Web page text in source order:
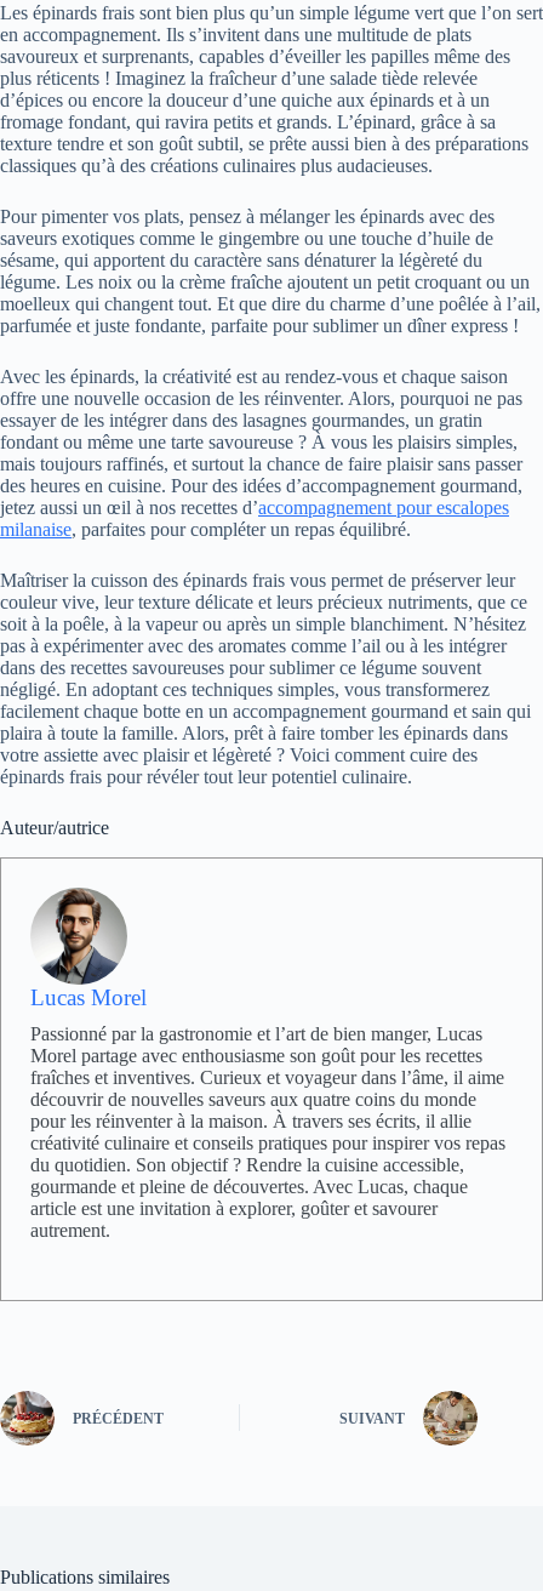
Les épinards frais sont bien plus qu’un simple légume vert que l’on sert
en accompagnement. Ils s’invitent dans une multitude de plats
savoureux et surprenants, capables d’éveiller les papilles même des
plus réticents ! Imaginez la fraîcheur d’une salade tiède relevée
d’épices ou encore la douceur d’une quiche aux épinards et à un
fromage fondant, qui ravira petits et grands. L’épinard, grâce à sa
texture tendre et son goût subtil, se prête aussi bien à des préparations
classiques qu’à des créations culinaires plus audacieuses.
Pour pimenter vos plats, pensez à mélanger les épinards avec des
saveurs exotiques comme le gingembre ou une touche d’huile de
sésame, qui apportent du caractère sans dénaturer la légèreté du
légume. Les noix ou la crème fraîche ajoutent un petit croquant ou un
moelleux qui changent tout. Et que dire du charme d’une poêlée à l’ail,
parfumée et juste fondante, parfaite pour sublimer un dîner express !
Avec les épinards, la créativité est au rendez-vous et chaque saison
offre une nouvelle occasion de les réinventer. Alors, pourquoi ne pas
essayer de les intégrer dans des lasagnes gourmandes, un gratin
fondant ou même une tarte savoureuse ? À vous les plaisirs simples,
mais toujours raffinés, et surtout la chance de faire plaisir sans passer
des heures en cuisine. Pour des idées d’accompagnement gourmand,
jetez aussi un œil à nos recettes d’accompagnement pour escalopes
milanaise, parfaites pour compléter un repas équilibré.
Maîtriser la cuisson des épinards frais vous permet de préserver leur
couleur vive, leur texture délicate et leurs précieux nutriments, que ce
soit à la poêle, à la vapeur ou après un simple blanchiment. N’hésitez
pas à expérimenter avec des aromates comme l’ail ou à les intégrer
dans des recettes savoureuses pour sublimer ce légume souvent
négligé. En adoptant ces techniques simples, vous transformerez
facilement chaque botte en un accompagnement gourmand et sain qui
plaira à toute la famille. Alors, prêt à faire tomber les épinards dans
votre assiette avec plaisir et légèreté ? Voici comment cuire des
épinards frais pour révéler tout leur potentiel culinaire.
Auteur/autrice
Lucas Morel
Passionné par la gastronomie et l’art de bien manger, Lucas
Morel partage avec enthousiasme son goût pour les recettes
fraîches et inventives. Curieux et voyageur dans l’âme, il aime
découvrir de nouvelles saveurs aux quatre coins du monde
pour les réinventer à la maison. À travers ses écrits, il allie
créativité culinaire et conseils pratiques pour inspirer vos repas
du quotidien. Son objectif ? Rendre la cuisine accessible,
gourmande et pleine de découvertes. Avec Lucas, chaque
article est une invitation à explorer, goûter et savourer
autrement.
PRÉCÉDENT SUIVANT
Publications similaires